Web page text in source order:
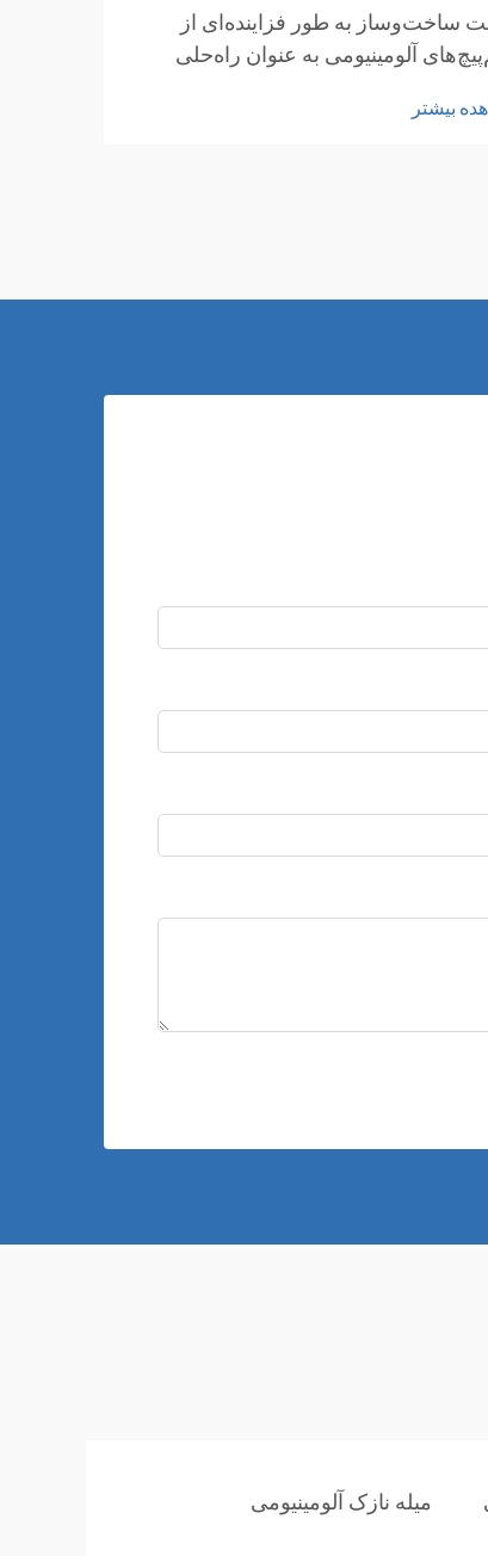
ساخت‌وساز به طور فزاینده‌ای از
آلومینیومی به عنوان راه‌حلی
استقبال کرده است. این ورق‌هایبیشتر
میله نازک آلومینیومی